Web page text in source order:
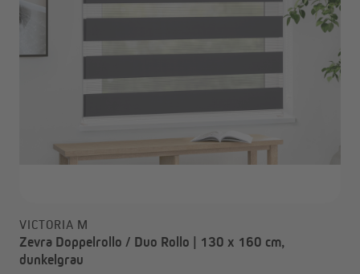
VICTORIA M
Zevra Doppelrollo / Duo Rollo | 130 x 160 cm,
dunkelgrau